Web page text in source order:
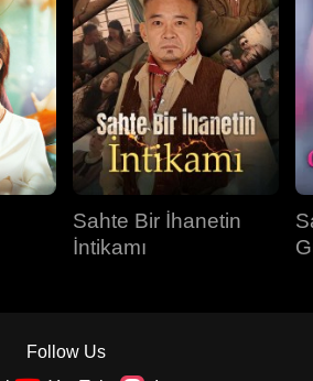
Sahte Bir İhanetin
İntikamı
Follow Us